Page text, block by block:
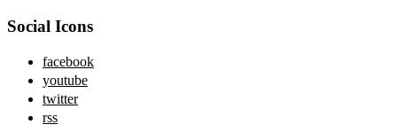
Social Icons
facebook
youtube
twitter
rss